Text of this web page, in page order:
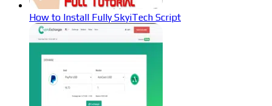
How to Install Fully SkyiTech Script